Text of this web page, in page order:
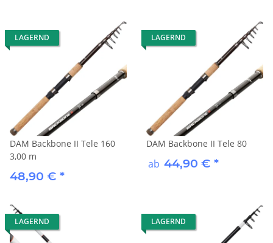
LAGERND
DAM Backbone II Tele 160
3,00 m
48,90 € *
LAGERND
DAM Backbone II Tele 80
ab 44,90 € *
LAGERND LAGERND